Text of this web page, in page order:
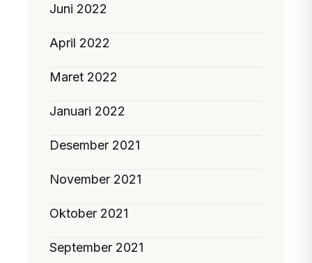
Juni 2022
April 2022
Maret 2022
Januari 2022
Desember 2021
November 2021
Oktober 2021
September 2021